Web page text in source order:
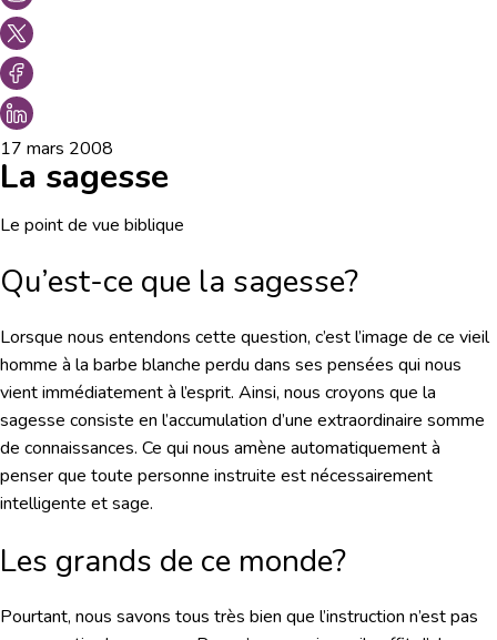
17 mars 2008
La sagesse
Le point de vue biblique
Qu’est-ce que la sagesse?
Lorsque nous entendons cette question, c’est l’image de ce vieil
homme à la barbe blanche perdu dans ses pensées qui nous
vient immédiatement à l’esprit. Ainsi, nous croyons que la
sagesse consiste en l’accumulation d’une extraordinaire somme
de connaissances. Ce qui nous amène automatiquement à
penser que toute personne instruite est nécessairement
intelligente et sage.
Les grands de ce monde?
Pourtant, nous savons tous très bien que l’instruction n’est pas